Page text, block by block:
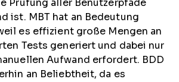
Prüfung aller Benutzerpfade
ist. MBT hat an Bedeutung
es effizient große Mengen an
Tests generiert und dabei nur
Aufwand erfordert. BDD
an Beliebtheit, da es